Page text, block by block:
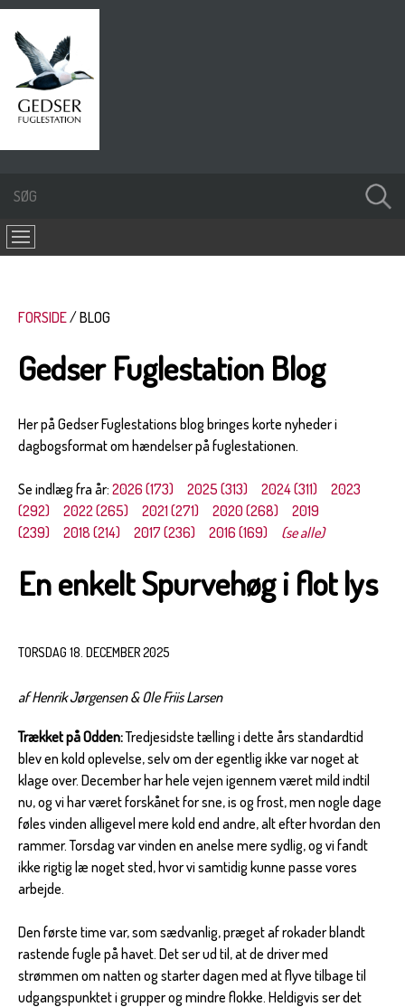
FORSIDE BLOG
Gedser Fuglestation Blog
Her på Gedser Fuglestations blog bringes korte nyheder i
dagbogsformat om hændelser på fuglestationen.
Se indlæg fra år: 2026 (173) 2025 (313) 2024 (311)
2023
(292)
2022 (265) 2021 (271) 2020 (268)
2019
(239)
2018 (214) 2017 (236) 2016 (169) (se alle)
En enkelt Spurvehøg i flot lys
TORSDAG 18. DECEMBER 2025
af Henrik Jørgensen & Ole Friis Larsen
Trækket på Odden:Tredjesidste tælling i dette års standardtid
blev en kold oplevelse, selv om der egentlig ikke var noget at
klage over. December har hele vejen igennem været mild indtil
nu, og vi har været forskånet for sne, is og frost, men nogle dage
føles vinden alligevel mere kold end andre, alt efter hvordan den
rammer. Torsdag var vinden en anelse mere sydlig, og vi fandt
ikke rigtig læ noget sted, hvor vi samtidig kunne passe vores
arbejde.
Den første time var, som sædvanlig, præget af rokader blandt
rastende fugle på havet. Det ser ud til, at de driver med
strømmen om natten og starter dagen med at flyve tilbage til
udgangspunktet i grupper og mindre flokke. Heldigvis ser det